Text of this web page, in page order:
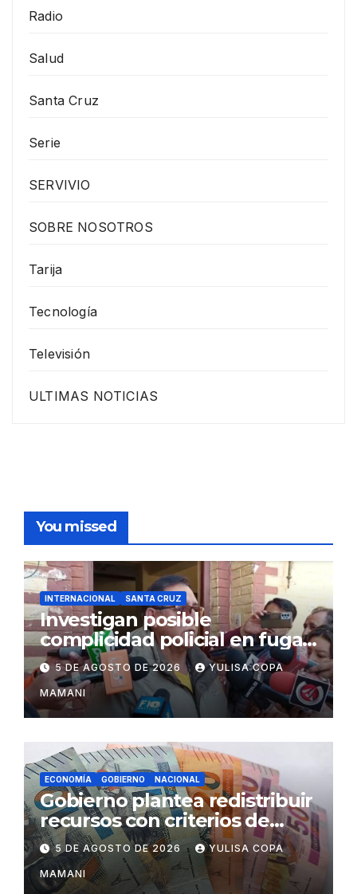
Radio
Salud
Santa Cruz
Serie
SERVIVIO
SOBRE NOSOTROS
Tarija
Tecnología
Televisión
ULTIMAS NOTICIAS
You missed
INTERNACIONAL SANTA CRUZ
Investigan posible
complicidad policial en fuga
de dos reos brasileños de
Palmasola
5 DE AGOSTO DE 2026 YULISA COPA
MAMANI
ECONOMÍA GOBIERNO NACIONAL
Gobierno plantea redistribuir
recursos con criterios de
eficiencia y esfuerzo fiscal
5 DE AGOSTO DE 2026 YULISA COPA
MAMANI